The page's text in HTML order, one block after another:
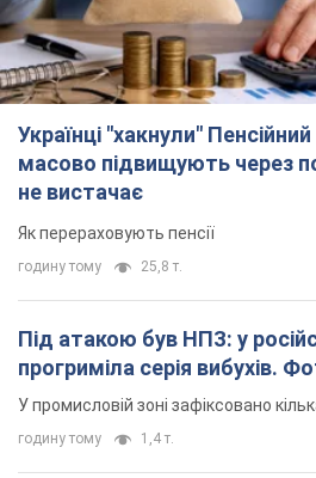
Українці "хакнули"
масово підвищують через
не вистачає
Як перераховують пенсії
годину тому 25,8 т.
Під атакою був НПЗ: у
прогриміла серія вибухів.
У промисловій зоні зафіксовано
годину тому 1,4 т.